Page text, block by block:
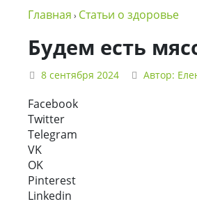
в
NSP
Политика
конфиденциальности
Главная › Статьи о здоровье
Будем есть
8 сентября 2024 Автор:
Facebook
Twitter
Telegram
VK
OK
Pinterest
Linkedin